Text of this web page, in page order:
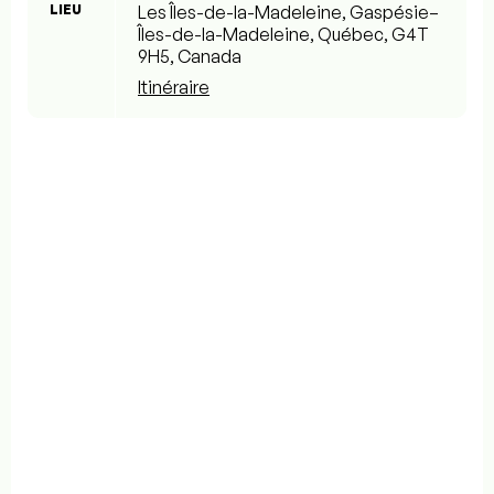
LIEU
Les Îles-de-la-Madeleine, Gaspésie–
Îles-de-la-Madeleine, Québec, G4T
9H5, Canada
Itinéraire